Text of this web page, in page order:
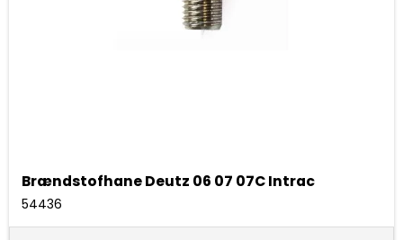
Brændstofhane Deutz 06 07 07C Intrac
54436